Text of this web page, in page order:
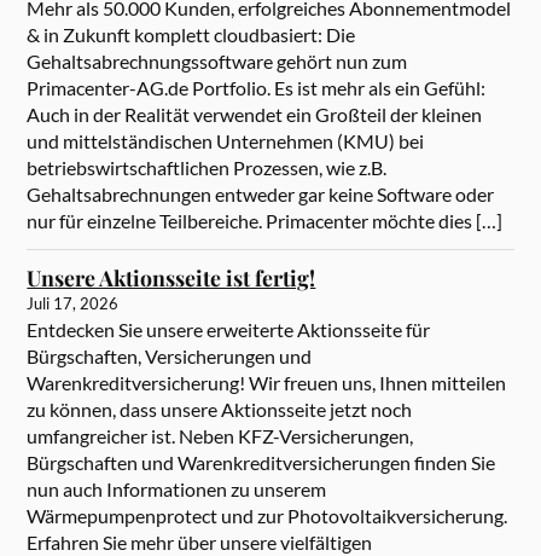
Mehr als 50.000 Kunden, erfolgreiches Abonnementmodel
& in Zukunft komplett cloudbasiert: Die
Gehaltsabrechnungssoftware gehört nun zum
Primacenter-AG.de Portfolio. Es ist mehr als ein Gefühl:
Auch in der Realität verwendet ein Großteil der kleinen
und mittelständischen Unternehmen (KMU) bei
betriebswirtschaftlichen Prozessen, wie z.B.
Gehaltsabrechnungen entweder gar keine Software oder
nur für einzelne Teilbereiche. Primacenter möchte dies […]
Unsere Aktionsseite ist fertig!
Juli 17, 2026
Entdecken Sie unsere erweiterte Aktionsseite für
Bürgschaften, Versicherungen und
Warenkreditversicherung! Wir freuen uns, Ihnen mitteilen
zu können, dass unsere Aktionsseite jetzt noch
umfangreicher ist. Neben KFZ-Versicherungen,
Bürgschaften und Warenkreditversicherungen finden Sie
nun auch Informationen zu unserem
Wärmepumpenprotect und zur Photovoltaikversicherung.
Erfahren Sie mehr über unsere vielfältigen